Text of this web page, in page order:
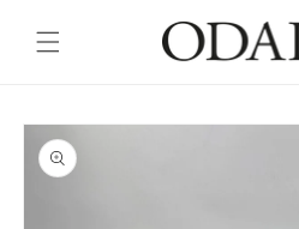
content
Skip to
product
information